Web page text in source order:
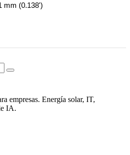
mm (0.138')
empresas. Energía solar, IT,
IA.